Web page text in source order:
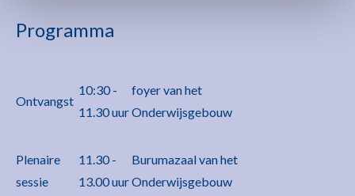
Programma
Ontvangst
10:30 -
11.30 uur
foyer van het
Onderwijsgebouw
Plenaire
sessie
11.30 -
13.00 uur
Burumazaal van het
Onderwijsgebouw